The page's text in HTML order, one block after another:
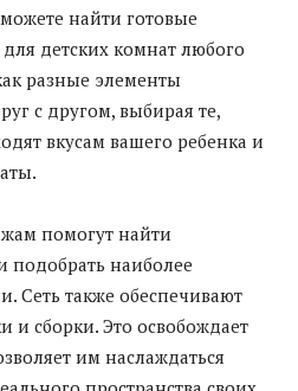
найти готовые
детских комнат любого
разные элементы
с другом, выбирая те,
вкусам вашего ребенка и
помогут найти
наиболее
Сеть также обеспечивают
и сборки. Это освобождает
им наслаждаться